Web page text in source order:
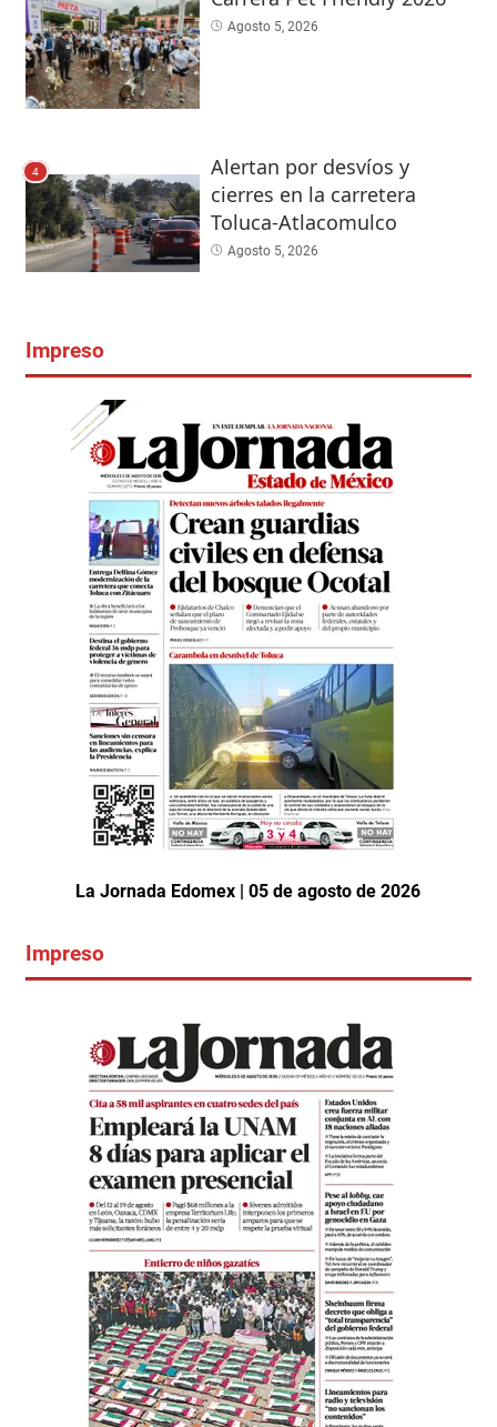
Agosto 5, 2026
4
Alertan por desvíos y
cierres en la carretera
Toluca-Atlacomulco
Agosto 5, 2026
Impreso
La Jornada Edomex | 05 de agosto de 2026
Impreso